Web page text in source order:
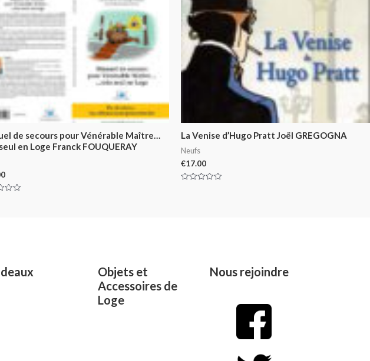
de secours pour Vénérable Maître…
en Loge Franck FOUQUERAY
La Venise d’Hugo Pratt Joël GREGOGNA
Neufs
€17.00
Objets et
Accessoires de
Loge
Nous rejoindre